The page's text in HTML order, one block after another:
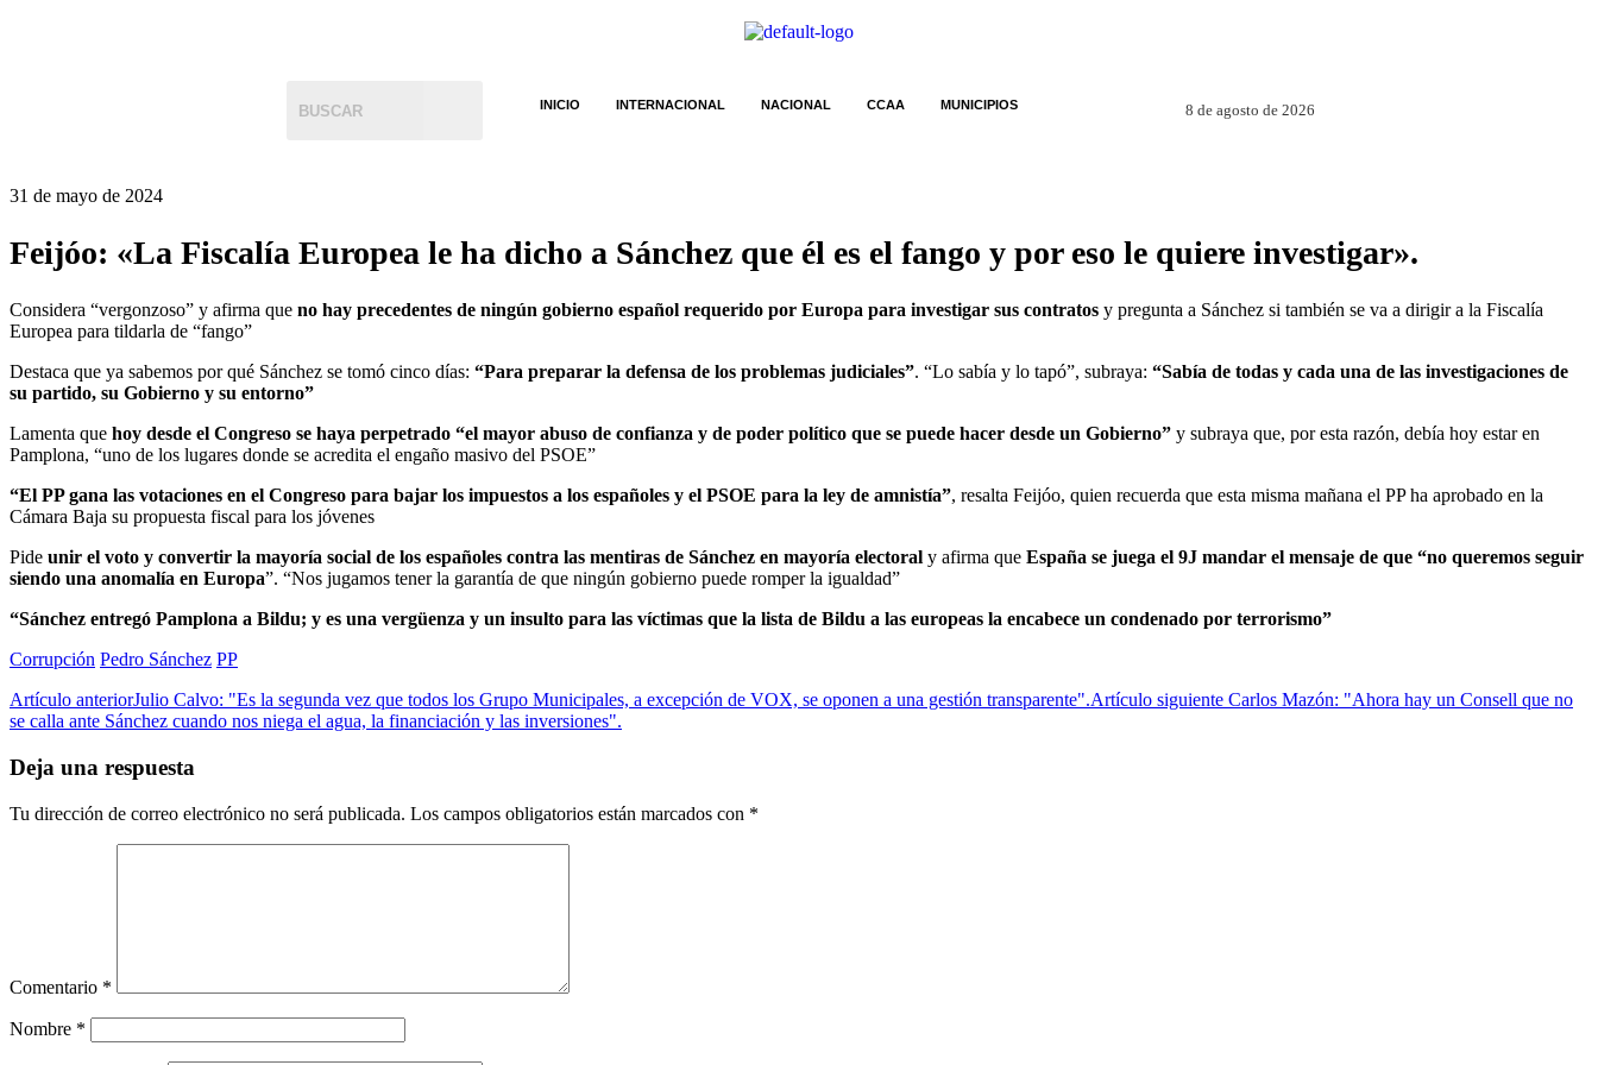
INICIO INTERNACIONAL NACIONAL CCAA MUNICIPIOS 8 de agosto de 2026
31 de mayo de 2024
Feijóo: «La Fiscalía Europea le ha dicho a Sánchez que él es el fango y por eso le quiere investigar».
Considera “vergonzoso” y afirma que no hay precedentes de ningún gobierno español requerido por Europa para investigar sus contratos y pregunta a Sánchez si también se va a dirigir a la Fiscalía
Europea para tildarla de “fango”
Destaca que ya sabemos por qué Sánchez se tomó cinco días: “Para preparar la defensa de los problemas judiciales”. “Lo sabía y lo tapó”, subraya: “Sabía de todas y cada una de las investigaciones de
su partido, su Gobierno y su entorno”
Lamenta que hoy desde el Congreso se haya perpetrado “el mayor abuso de confianza y de poder político que se puede hacer desde un Gobierno” y subraya que, por esta razón, debía hoy estar en
Pamplona, “uno de los lugares donde se acredita el engaño masivo del PSOE”
“El PP gana las votaciones en el Congreso para bajar los impuestos a los españoles y el PSOE para la ley de amnistía”, resalta Feijóo, quien recuerda que esta misma mañana el PP ha aprobado en la
Cámara Baja su propuesta fiscal para los jóvenes
Pide unir el voto y convertir la mayoría social de los españoles contra las mentiras de Sánchez en mayoría electoral y afirma que España se juega el 9J mandar el mensaje de que “no queremos seguir
siendo una anomalía en Europa”. “Nos jugamos tener la garantía de que ningún gobierno puede romper la igualdad”
“Sánchez entregó Pamplona a Bildu; y es una vergüenza y un insulto para las víctimas que la lista de Bildu a las europeas la encabece un condenado por terrorismo”
Corrupción Pedro Sánchez PP
Artículo anteriorJulio Calvo: "Es la segunda vez que todos los Grupo Municipales, a excepción de VOX, se oponen a una gestión transparente".Artículo siguiente Carlos Mazón: "Ahora hay un Consell que no
se calla ante Sánchez cuando nos niega el agua, la financiación y las inversiones".
Deja una respuesta
Tu dirección de correo electrónico no será publicada. Los campos obligatorios están marcados con *
Comentario *
Nombre *